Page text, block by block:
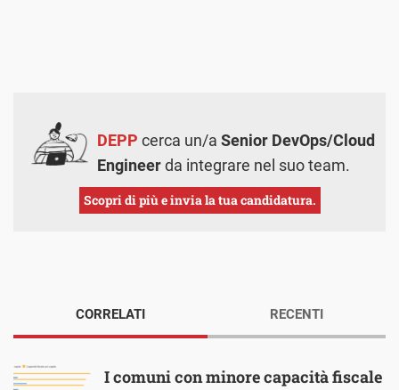
DEPP cerca un/a Senior DevOps/Cloud
Engineerda integrare nel suo team.
Scopri di più e invia la tua candidatura.
CORRELATI
I comuni con minore capacità fiscale
RECENTI